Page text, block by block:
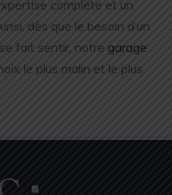
complète et un
dès que le besoin d’un
fait sentir, notre garage
le plus malin et le plus